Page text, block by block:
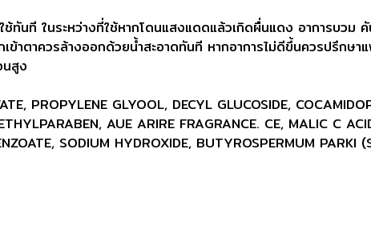
ช้ทันที ในระหว่างที่ใช้หากโดนแสงแดดแล้วเกิดผื่นแดง อาการบวม
าตาควรล้างออกด้วยน้ำสะอาดทันที หากอาการไม่ดีขึ้นควรปรึกษา
นสูง
PROPYLENE GLYOOL, DECYL GLUCOSIDE,
AUE ARIRE FRAGRANCE. CE, MALIC C
SODIUM HYDROXIDE, BUTYROSPERMUM PARKI